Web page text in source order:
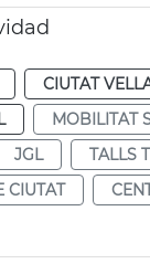
CIUTAT
MOBILITAT
JGL
TALLS
CIUTAT